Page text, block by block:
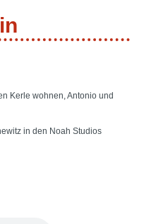
Kerle wohnen, Antonio und
in den Noah Studios